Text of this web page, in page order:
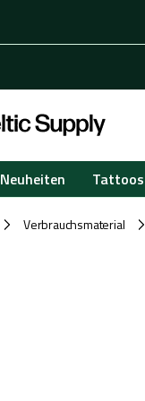
Neuheiten Tattoos
/ Verbrauchsmaterial /